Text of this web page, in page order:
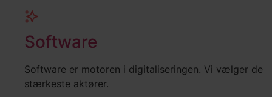
Software
Software er motoren i digitaliseringen. Vi vælger de
stærkeste aktører.